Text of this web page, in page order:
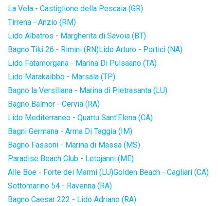
La Vela - Castiglione della Pescaia (GR)
Tirrena - Anzio (RM)
Lido Albatros - Margherita di Savoia (BT)
Bagno Tiki 26 - Rimini (RN)Lido Arturo - Portici (NA)
Lido Fatamorgana - Marina Di Pulsaano (TA)
Lido Marakaibbo - Marsala (TP)
Bagno la Versiliana - Marina di Pietrasanta (LU)
Bagno Balmor - Cervia (RA)
Lido Mediterraneo - Quartu Sant'Elena (CA)
Bagni Germana - Arma Di Taggia (IM)
Bagno Fassoni - Marina di Massa (MS)
Paradise Beach Club - Letojanni (ME)
Alle Boe - Forte dei Marmi (LU)Golden Beach - Cagliari (CA)
Sottomarino 54 - Ravenna (RA)
Bagno Caesar 222 - Lido Adriano (RA)